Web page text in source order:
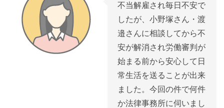
不当解雇され毎日不安で
したが、小野塚さん・渡
邉さんに相談してから不
安が解消され労働審判が
始まる前から安心して日
常生活を送ることが出来
ました。今回の件で何件
か法律事務所に伺いまし